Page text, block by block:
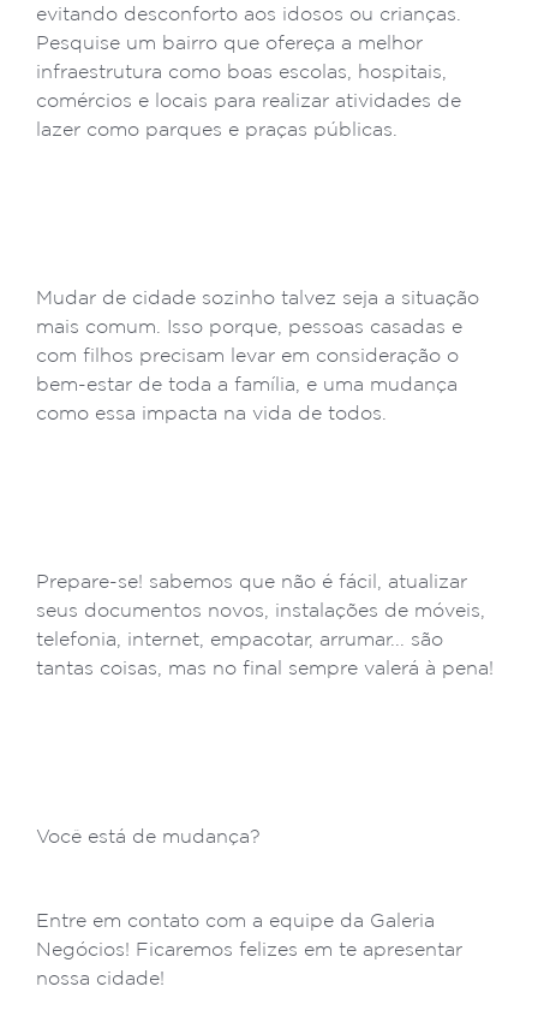
evitando desconforto aos idosos ou crianças.
Pesquise um bairro que ofereça a melhor
infraestrutura como boas escolas, hospitais,
comércios e locais para realizar atividades de
lazer como parques e praças públicas.
Mudar de cidade sozinho talvez seja a situação
mais comum. Isso porque, pessoas casadas e
com filhos precisam levar em consideração o
bem-estar de toda a família, e uma mudança
como essa impacta na vida de todos.
Prepare-se! sabemos que não é fácil, atualizar
seus documentos novos, instalações de móveis,
telefonia, internet, empacotar, arrumar... são
tantas coisas, mas no final sempre valerá à pena!
Você está de mudança?
Entre em contato com a equipe da Galeria
Negócios! Ficaremos felizes em te apresentar
nossa cidade!